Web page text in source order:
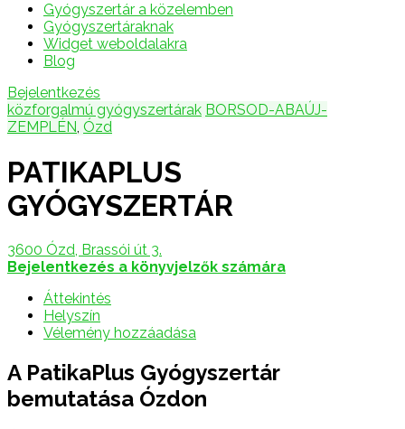
Gyógyszertár a közelemben
Gyógyszertáraknak
Widget weboldalakra
Blog
Bejelentkezés
közforgalmú gyógyszertárak BORSOD-ABAÚJ-
ZEMPLÉN, Ózd
PATIKAPLUS
GYÓGYSZERTÁR
3600 Ózd, Brassói út 3.
Bejelentkezés a könyvjelzők számára
Áttekintés
Helyszín
Vélemény hozzáadása
A PatikaPlus Gyógyszertár
bemutatása Ózdon